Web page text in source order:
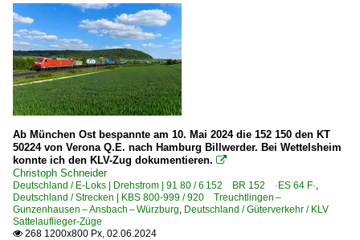
Ab München Ost bespannte am 10. Mai 2024 die 152 150 den KT
50224 von Verona Q.E. nach Hamburg Billwerder. Bei Wettelsheim
konnte ich den KLV-Zug dokumentieren. 
Christoph Schneider
Deutschland / E-Loks | Drehstrom | 91 80 / 6 152 BR 152 ·ES 64 F·,
Deutschland / Strecken | KBS 800-999 / 920 Treuchtlingen –
Gunzenhausen – Ansbach – Würzburg, Deutschland / Güterverkehr / KLV
Sattelauflieger-Züge
 268 1200x800 Px, 02.06.2024